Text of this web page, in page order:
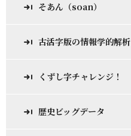
そあん（soan）
古活字版の情報学的解析
くずし字チャレンジ！
歴史ビッグデータ